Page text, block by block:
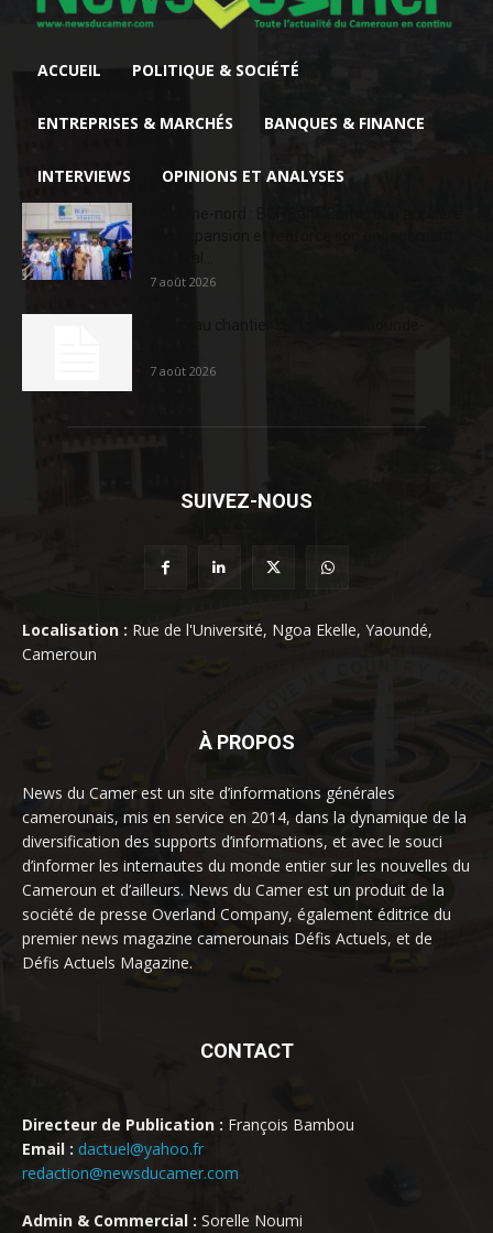
ACCUEIL POLITIQUE & SOCIÉTÉ
ENTREPRISES & MARCHÉS BANQUES & FINANCE
INTERVIEWS OPINIONS ET ANALYSES
7 août 2026
7 août 2026
SUIVEZ-NOUS
Localisation : Rue de l'Université, Ngoa Ekelle, Yaoundé,
Cameroun
À PROPOS
News du Camer est un site d’informations générales
camerounais, mis en service en 2014, dans la dynamique de la
diversification des supports d’informations, et avec le souci
d’informer les internautes du monde entier sur les nouvelles du
Cameroun et d’ailleurs. News du Camer est un produit de la
société de presse Overland Company, également éditrice du
premier news magazine camerounais Défis Actuels, et de
Défis Actuels Magazine.
CONTACT
Directeur de Publication : François Bambou
Email : dactuel@yahoo.fr
redaction@newsducamer.com
Admin & Commercial : Sorelle Noumi